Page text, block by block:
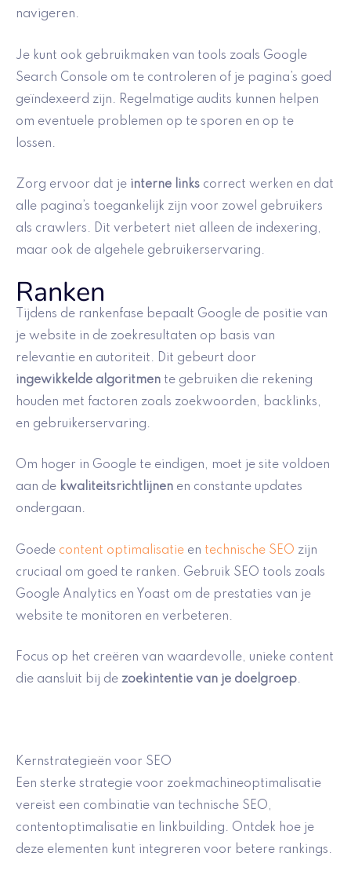
navigeren.
Je kunt ook gebruikmaken van tools zoals Google
Search Console om te controleren of je pagina’s goed
geïndexeerd zijn. Regelmatige audits kunnen helpen
om eventuele problemen op te sporen en op te
lossen.
Zorg ervoor dat je interne links correct werken en dat
alle pagina’s toegankelijk zijn voor zowel gebruikers
als crawlers. Dit verbetert niet alleen de indexering,
maar ook de algehele gebruikerservaring.
Ranken
Tijdens de rankenfase bepaalt Google de positie van
je website in de zoekresultaten op basis van
relevantie en autoriteit. Dit gebeurt door
ingewikkelde algoritmen te gebruiken die rekening
houden met factoren zoals zoekwoorden, backlinks,
en gebruikerservaring.
Om hoger in Google te eindigen, moet je site voldoen
aan de kwaliteitsrichtlijnen en constante updates
ondergaan.
Goede content optimalisatie en technische SEO zijn
cruciaal om goed te ranken. Gebruik SEO tools zoals
Google Analytics en Yoast om de prestaties van je
website te monitoren en verbeteren.
Focus op het creëren van waardevolle, unieke content
die aansluit bij de zoekintentie van je doelgroep.
Kernstrategieën voor SEO
Een sterke strategie voor zoekmachineoptimalisatie
vereist een combinatie van technische SEO,
contentoptimalisatie en linkbuilding. Ontdek hoe je
deze elementen kunt integreren voor betere rankings.